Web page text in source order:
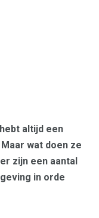
altijd een
wat doen ze
zijn een aantal
in orde